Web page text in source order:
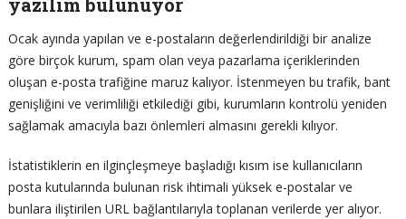
Ocak ayında yapılan ve e-postaların değerlendirildiği bir analize
göre birçok kurum, spam olan veya pazarlama içeriklerinden
oluşan e-posta trafiğine maruz kalıyor. İstenmeyen bu trafik, bant
genişliğini ve verimliliği etkilediği gibi, kurumların kontrolü yeniden
sağlamak amacıyla bazı önlemleri almasını gerekli kılıyor.
İstatistiklerin en ilginçleşmeye başladığı kısım ise kullanıcıların
posta kutularında bulunan risk ihtimali yüksek e-postalar ve
bunlara iliştirilen URL bağlantılarıyla toplanan verilerde yer alıyor.